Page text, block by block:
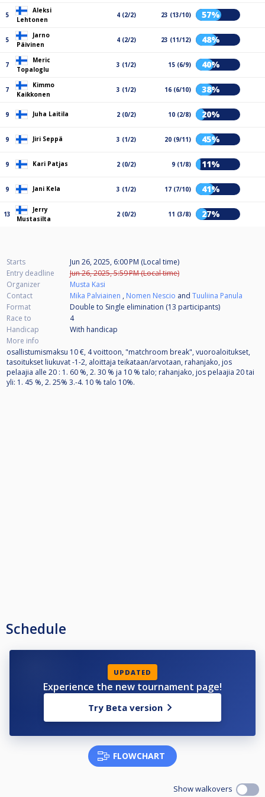
5
Aleksi
Lehtonen
4 (2/2) 23 (13/10) 57%
5
Jarno
Päivinen
4 (2/2) 23 (11/12) 48%
7
Meric
Topaloglu
3 (1/2) 15 (6/9) 40%
7
Kimmo
Kaikkonen
3 (1/2) 16 (6/10) 38%
9 Juha Laitila 2 (0/2) 10 (2/8) 20%
9 Jiri Seppä 3 (1/2) 20 (9/11) 45%
9 Kari Patjas 2 (0/2) 9 (1/8) 11%
9 Jani Kela 3 (1/2) 17 (7/10) 41%
13
Jerry
Mustasilta
2 (0/2) 11 (3/8) 27%
Starts
Jun 26, 2025, 6:00 PM (Local time)
Entry deadline
Jun 26, 2025, 5:59 PM (Local time)
Organizer
Musta Kasi
Contact
Mika Palviainen , Nomen Nescio and Tuuliina Panula
Format
Double to Single elimination (13 participants)
Race to
4
Handicap
With handicap
More info
osallistumismaksu 10 €, 4 voittoon, "matchroom break", vuoroaloitukset,
tasoitukset liukuvat -1-2, aloittaja teikataan/arvotaan, rahanjako, jos
pelaajia alle 20 : 1. 60 %, 2. 30 % ja 10 % talo; rahanjako, jos pelaajia 20 tai
yli: 1. 45 %, 2. 25% 3.-4. 10 % talo 10%.
Schedule
UPDATED
Experience the new tournament page!
Try Beta version
FLOWCHART
Show walkovers